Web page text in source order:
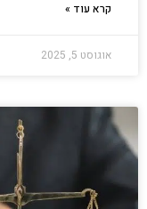
קרא עוד »
אוגוסט 5, 2025